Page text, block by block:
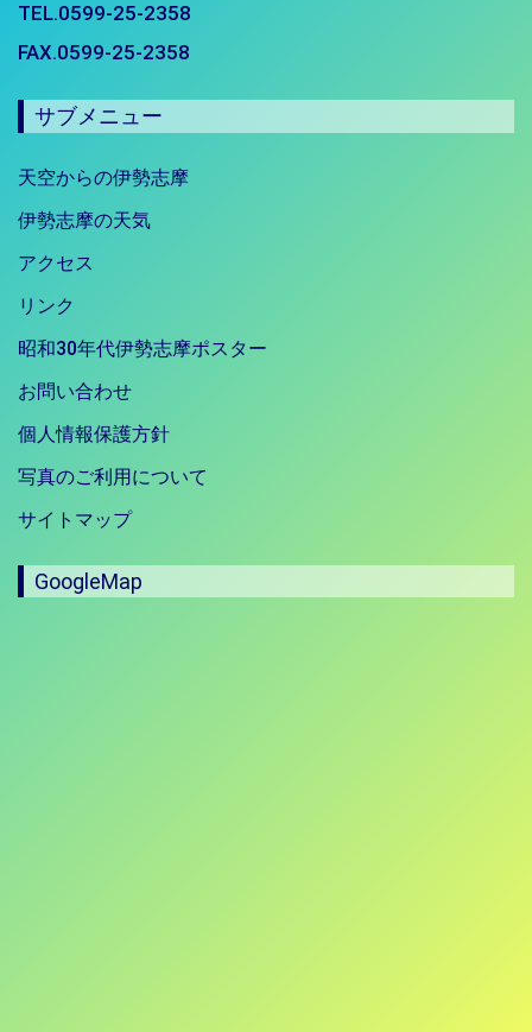
TEL.0599-25-2358
FAX.0599-25-2358
サブメニュー
天空からの伊勢志摩
伊勢志摩の天気
アクセス
リンク
昭和30年代伊勢志摩ポスター
お問い合わせ
個人情報保護方針
写真のご利用について
サイトマップ
GoogleMap